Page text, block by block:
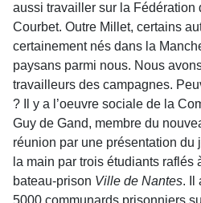
aussi travailler sur la Fédération
Courbet. Outre Millet, certains
certaine­ment nés dans la
paysans parmi nous. Nous
travailleurs des campagnes.
? Il y a l’oeuvre sociale de la
Guy de Gand, membre du
réunion par une présentation du
la main par trois étu­diants raflés
bateau-prison Ville de Nantes. Il
5000 communards prisonniers